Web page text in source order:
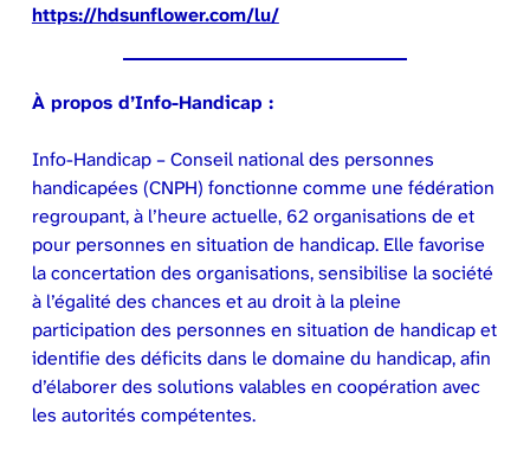
https://hdsunflower.com/lu/
À propos d’Info-Handicap :
Info-Handicap – Conseil national des personnes
handicapées (CNPH) fonctionne comme une fédération
regroupant, à l’heure actuelle, 62 organisations de et
pour personnes en situation de handicap. Elle favorise
la concertation des organisations, sensibilise la société
à l’égalité des chances et au droit à la pleine
participation des personnes en situation de handicap et
identifie des déficits dans le domaine du handicap, afin
d’élaborer des solutions valables en coopération avec
les autorités compétentes.